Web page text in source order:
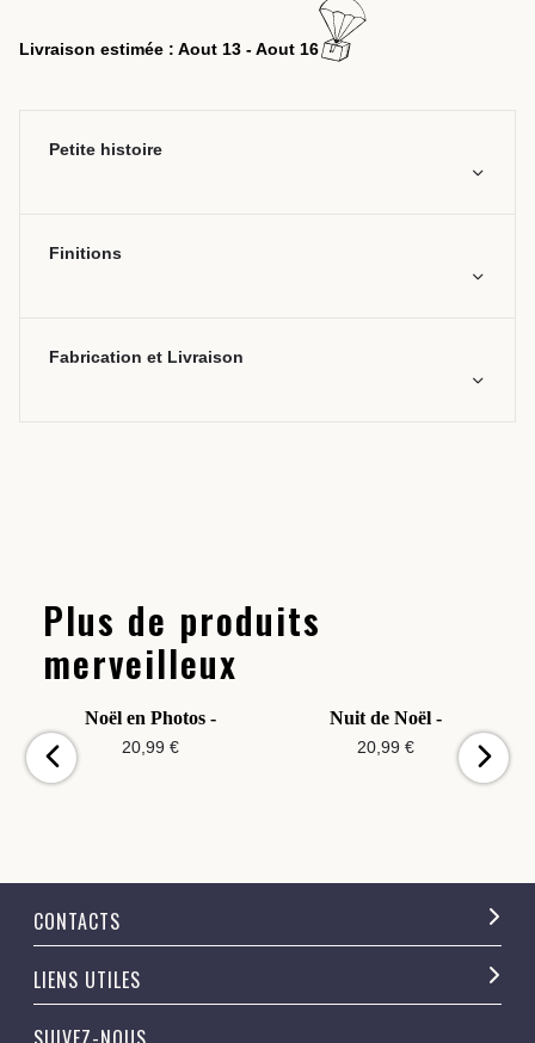
Livraison estimée : Aout 13 - Aout 16
Petite histoire
Finitions
Fabrication et Livraison
Plus de produits
merveilleux
Noël en Photos -
20,99 €
Nuit de Noël -
20,99 €
CONTACTS
LIENS UTILES